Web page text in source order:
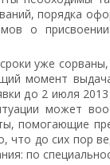
порядка
о
уже
момент
до 2 июля
может
помогающие
что до сих пор
по